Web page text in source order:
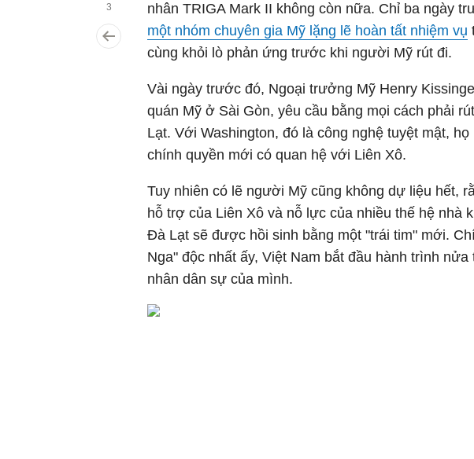
3
nhân TRIGA Mark II không còn nữa. Chỉ ba ngày
một nhóm chuyên gia Mỹ lặng lẽ hoàn tất nhiệm vụ
cùng khỏi lò phản ứng trước khi người Mỹ rút đi.
Vài ngày trước đó, Ngoại trưởng Mỹ Henry
quán Mỹ ở Sài Gòn, yêu cầu bằng mọi cách phải
Lạt. Với Washington, đó là công nghệ tuyệt mật,
chính quyền mới có quan hệ với Liên Xô.
Tuy nhiên có lẽ người Mỹ cũng không dự liệu hết,
hỗ trợ của Liên Xô và nỗ lực của nhiều thế hệ nhà
Đà Lạt sẽ được hồi sinh bằng một "trái tim" mới.
Nga" độc nhất ấy, Việt Nam bắt đầu hành trình
nhân dân sự của mình.